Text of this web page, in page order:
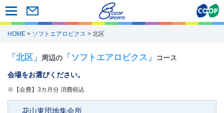
HOME > ソフトエアロビクス > 北区
「北区」 周辺の 「ソフトエアロビクス」 コース
会場をお選びください。
※【会費】3カ月分 消費税込
花山東団地集会所